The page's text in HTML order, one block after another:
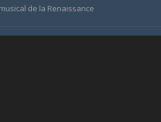
de la Renaissance